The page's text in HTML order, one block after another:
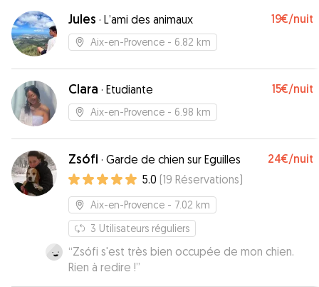
d'Augustine comme si c'était la sienne, lui offrant
attention, jeux et promenade. J'ai reçu des
nouvelles régulières, ce qui m'a vraiment rassuré.
recommande vivement Tatiana pour la garde de
vos animaux”
Jules · L’ami des animaux 19€/nuit
Aix-en-Provence - 6.82 km
Clara · Etudiante 15€/nuit
Aix-en-Provence - 6.98 km
Zsófi · Garde de chien sur Eguilles 24€/nuit
5.0 (19 Réservations)
Aix-en-Provence - 7.02 km
3 Utilisateurs réguliers
“Zsófi s'est très bien occupée de mon chien.
Rien à redire !”